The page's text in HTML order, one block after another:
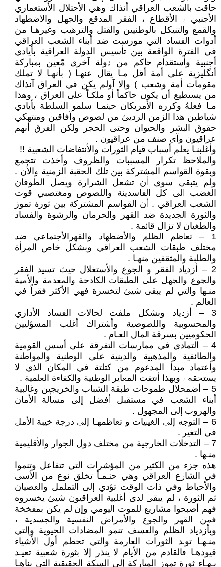
حاقت بالشعب العراقي أنذاك وهي الأحتلال الأستعماري
الأجنبي ، الأقطاع ، الفقر المدقع والجهل والاضطهاد
والقمع والتنيكل بالوطنيين والقتل والترهيب وغيرهـا من
أدوات الفساد التي مورست ضد أبناء الشعب العراقي
في الفترة الواقعة بين تأسيس الدولة العراقية بأيادي
أجنبية وأستقدام حاكم من دولة آخرى مّعين بمباركة
أنگليزية على أمة أقل مـا يقال عنهـا ( بأنهـا لا تملك
مقومات أمة وشعب ) وإلا آولم يكن في العراق آنذاك
من يستطيع أن يكون حاكماً أو ملكـاً على العراق ، وهذا
مـا فعلهُ وكرره الأمريكان حينمـا سلمو السلطة بأيادي
شياطين هذا الزمن الرديئ من لصوص وآفاقين ومنتهكي
حقوق البشر والحيوان وحتى الحجر ولكن الفرق أنهم
عراقيون وآي صنف من عراقيون .
وأغلبنـا يعلم أسباب قيام الثورات والأنتفاضات الشعبية !!
والملاحظ تكرار المسببات والظروف وأخذت تتجمع
وبقوة القواسم المشتركة بين تلك الحقبة الزمنية والأن .
ولم يتبقى سوى أن تشعل الشرارة ويصل الطوفان
الغضب الى كل الفاسدينة واللصوص ومغتصبي قوت
الشعب العراقي . أن القواسم المشتركة بين ثورة تموز
والثورة الجديدة ضد القهر والحرمان والرشوة والفساد
والطغيان لا تزال قائمة .
1 – تعاظم الظلم والأضطهاد والقهرالأجتماعي ضد
مختلف طبقات الشعب العراقي وبشكل خاص المرأة
والطلبة والمثقفين منهـا .
2 – أزدياد الفقر و الجوع والأستغلال حيث تسيد الفقر
والجوع والجهل على الطبقات الكادحة والمعدمة والأمية
منـها والتي لم يبقى شيئ لتخسرة فهي الأكثر فقراً في
العالم .
3 – أزدياد وبشكل ملفت لحالات الفساد الأداري
والمحسوبية واللصوصية وأشتراك أغلب المسؤليين
الحكوميين بسرقة المال العـام .
4 – التمادي في ممارسات التفرقة على أسس القومية
والطائفية والمذهبية والدينية على الوطنية والمواطنة
وأعتماد مبدأ المدعوم من كتلتة في المكان الذي لا
يستحقه ، وبهذا أنتفت المعاير الوطنية والكفاءة العلمية .
5 – أضمحلال طموحات طبقة الشباب والخريجين وغالبية
أبناء الشعب في مستقبل أفضل إلى مسألة الأمان
والهروب إلى المجهول .
6 – التوجه إلى الغيبيات و تعاظمهـا إلى درجة خيبة الأمل
في التغير .
7 – التدخلات الخارجية من مختلف دول الجوار والأقليمية
منـها .
هذه جزء من الكثير من المؤشرات التي تتفاعل وتنموا
في الشارع العراقي وهي حتـمـاً تخلق نوع من الأسى
والأحباط وفي ذات الوقت تؤدي إلى التململ والعصيان
ثم الثورة ، لم يبقى لدى أغلبية العراقيون شيئ يخسروه
فهم أصبحوا مشاريع للموت اليومي وإن لم يكن بمفخخة
فمن القهر والجوع والأمراض النفسية والجسدية ،
وبأزدياد الظلم والعسف تنمو المضادات الحيوية وإلتي
منـهـا تولد الثورات العارمة والتي تحطم أول الأشياء
قيودهـا فالقادم من الأيام لا ينذر إلا بثورة شعبية تعيـد
بـهـاء ثورة تموز المباركة إلى السكة الحقيقية التي بناهـا